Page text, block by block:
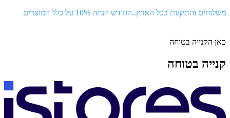
משלוחים והתקנות בכל הארץ..החודש הנחה 10% על כלל המוצרים
כאן הקנייה בטוחה
קנייה בטוחה